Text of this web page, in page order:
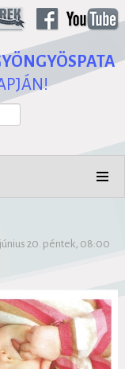
20. péntek, 08:00